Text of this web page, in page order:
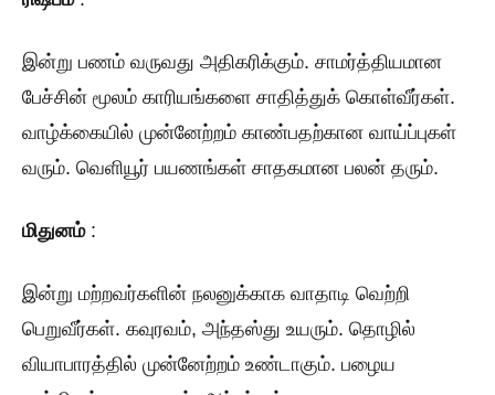
இன்று பணம் வருவது அதிகரிக்கும். சாமர்த்தியமான
பேச்சின் மூலம் காரியங்களை சாதித்துக் கொள்வீர்கள்.
வாழ்க்கையில் முன்னேற்றம் காண்பதற்கான வாய்ப்புகள்
வரும். வெளியூர் பயணங்கள் சாதகமான பலன் தரும்.
மிதுனம்:
இன்று மற்றவர்களின் நலனுக்காக வாதாடி வெற்றி
பெறுவீர்கள். கவுரவம், அந்தஸ்து உயரும். தொழில்
வியாபாரத்தில் முன்னேற்றம் உண்டாகும். பழைய